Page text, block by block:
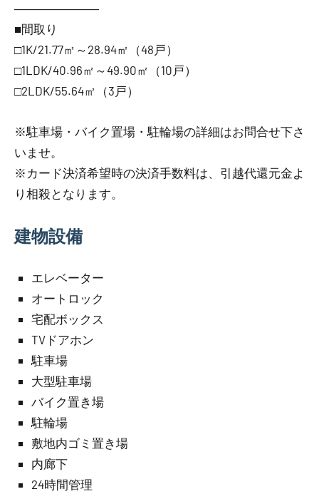
―――――――
■間取り
□1K/21.77㎡～28.94㎡（48戸）
□1LDK/40.96㎡～49.90㎡（10戸）
□2LDK/55.64㎡（3戸）
※駐車場・バイク置場・駐輪場の詳細はお問合せ下さ
いませ。
※カード決済希望時の決済手数料は、引越代還元金よ
り相殺となります。
建物設備
エレベーター
オートロック
宅配ボックス
TVドアホン
駐車場
大型駐車場
バイク置き場
駐輪場
敷地内ゴミ置き場
内廊下
24時間管理